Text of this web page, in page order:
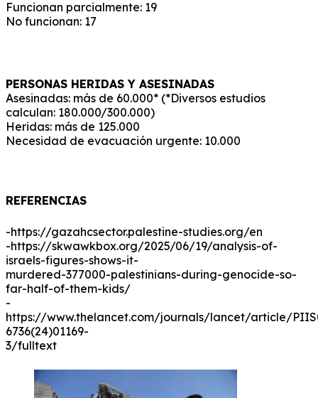
Funcionan parcialmente: 19
No funcionan: 17
PERSONAS HERIDAS Y ASESINADAS
Asesinadas: más de 60.000* (*Diversos estudios
calculan: 180.000/300.000)
Heridas: más de 125.000
Necesidad de evacuación urgente: 10.000
REFERENCIAS
-https://gazahcsector.palestine-studies.org/en
-https://skwawkbox.org/2025/06/19/analysis-of-
israels-figures-shows-it-
murdered-377000-palestinians-during-genocide-so-
far-half-of-them-kids/
-
https://www.thelancet.com/journals/lancet/article/
6736(24)01169-
3/fulltext